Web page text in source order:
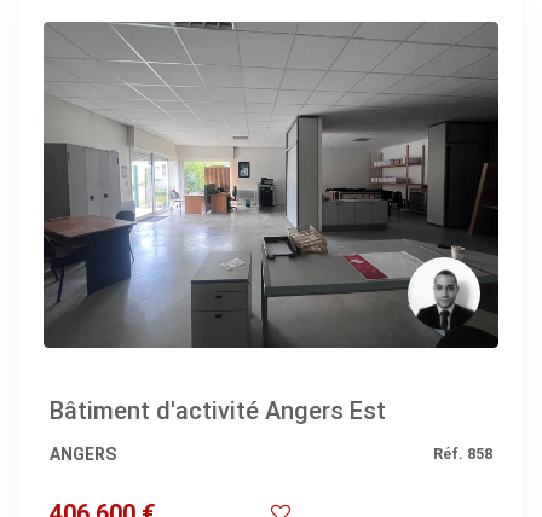
Bâtiment d'activité Angers Est
ANGERS Réf. 858